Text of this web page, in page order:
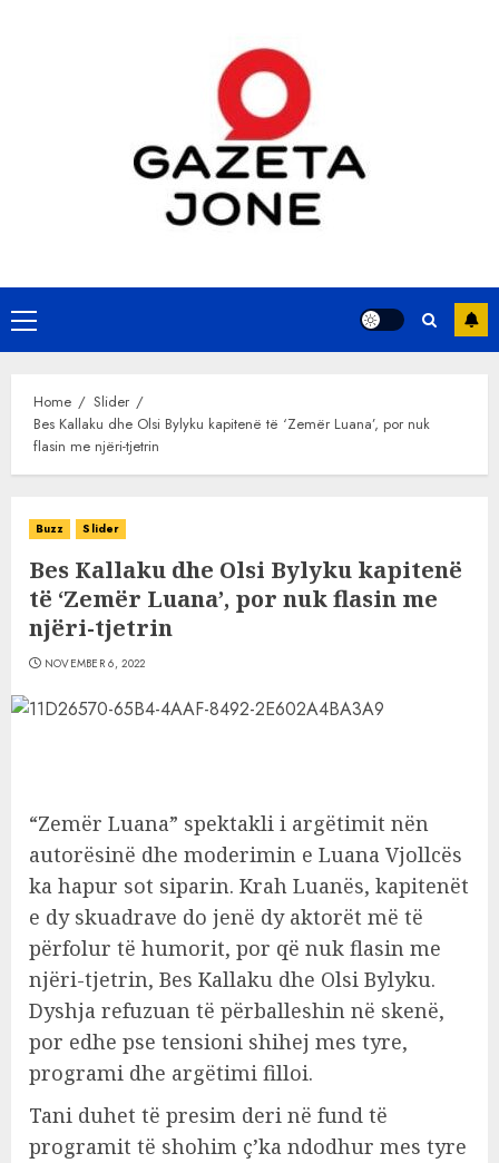
Primary
Menu
Home
Slider
Bes Kallaku dhe Olsi Bylyku kapitenë të ‘Zemër Luana’, por nuk
flasin me njëri-tjetrin
Buzz Slider
Bes Kallaku dhe Olsi Bylyku kapitenë
të ‘Zemër Luana’, por nuk flasin me
njëri-tjetrin
NOVEMBER 6, 2022
“Zemër Luana” spektakli i argëtimit nën
autorësinë dhe moderimin e Luana Vjollcës
ka hapur sot siparin. Krah Luanës, kapitenët
e dy skuadrave do jenë dy aktorët më të
përfolur të humorit, por që nuk flasin me
njëri-tjetrin, Bes Kallaku dhe Olsi Bylyku.
Dyshja refuzuan të përballeshin në skenë,
por edhe pse tensioni shihej mes tyre,
programi dhe argëtimi filloi.
Tani duhet të presim deri në fund të
programit të shohim ç’ka ndodhur mes tyre